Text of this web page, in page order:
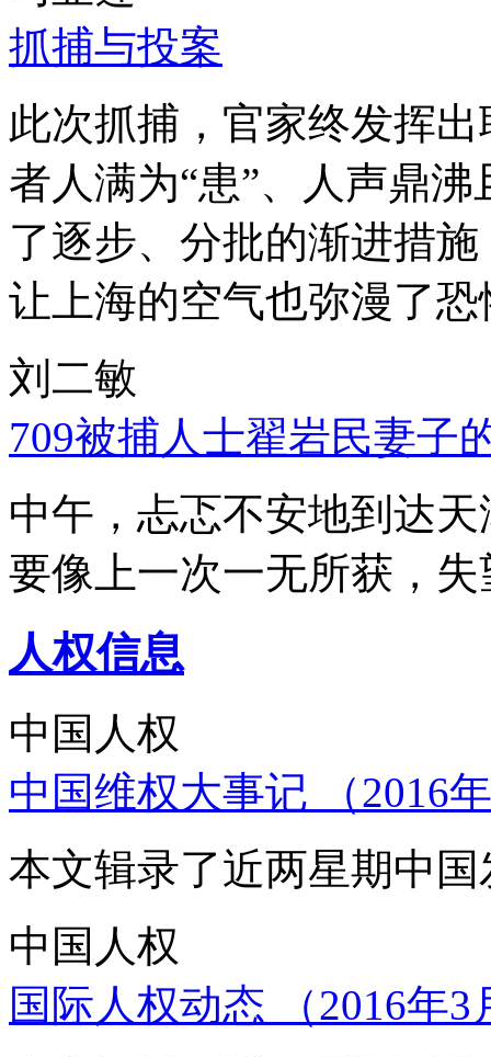
抓捕与投案
此次抓捕，官家终发挥
者人满为“患”、人声鼎
了逐步、分批的渐进措
让上海的空气也弥漫了
刘二敏
709被捕人士翟岩民妻子
中午，忐忑不安地到达
要像上一次一无所获，
人权信息
中国人权
中国维权大事记 （2016
本文辑录了近两星期中
中国人权
国际人权动态 （2016年